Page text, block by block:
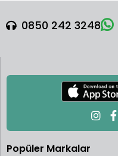
0850 242 3248
Popüler Markalar